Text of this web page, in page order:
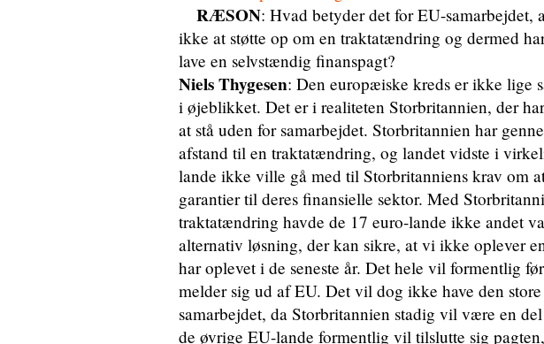
RÆSON: Hvad betyder det for EU-samarbejdet,
ikke at støtte op om en traktatændring og dermed
lave en selvstændig finanspagt?
Niels Thygesen: Den europæiske kreds er ikke lige
i øjeblikket. Det er i realiteten Storbritannien, der
at stå uden for samarbejdet. Storbritannien har
afstand til en traktatændring, og landet vidste i
lande ikke ville gå med til Storbritanniens krav om
garantier til deres finansielle sektor. Med
traktatændring havde de 17 euro-lande ikke andet
alternativ løsning, der kan sikre, at vi ikke oplever
har oplevet i de seneste år. Det hele vil formentlig
melder sig ud af EU. Det vil dog ikke have den
samarbejdet, da Storbritannien stadig vil være en
de øvrige EU-lande formentlig vil tilslutte sig